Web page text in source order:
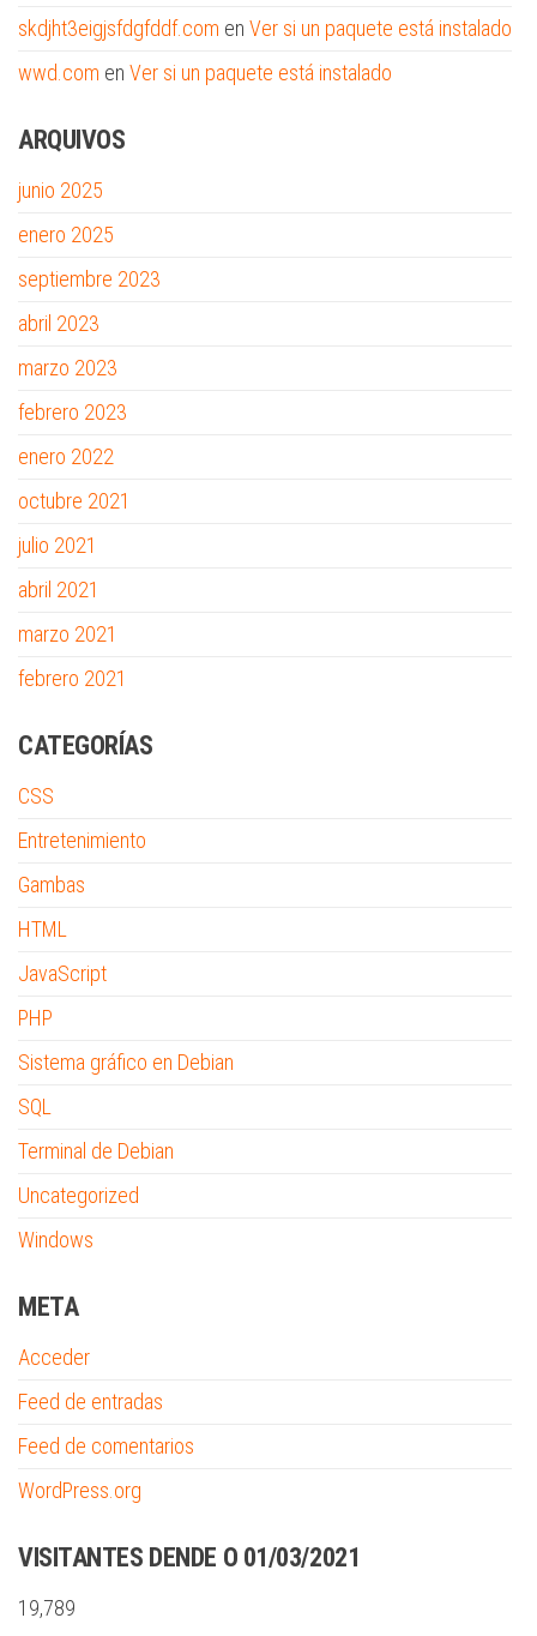
skdjht3eigjsfdgfddf.com en Ver si un paquete está instalado
wwd.com en Ver si un paquete está instalado
ARQUIVOS
junio 2025
enero 2025
septiembre 2023
abril 2023
marzo 2023
febrero 2023
enero 2022
octubre 2021
julio 2021
abril 2021
marzo 2021
febrero 2021
CATEGORÍAS
CSS
Entretenimiento
Gambas
HTML
JavaScript
PHP
Sistema gráfico en Debian
SQL
Terminal de Debian
Uncategorized
Windows
META
Acceder
Feed de entradas
Feed de comentarios
WordPress.org
VISITANTES DENDE O 01/03/2021
19,789